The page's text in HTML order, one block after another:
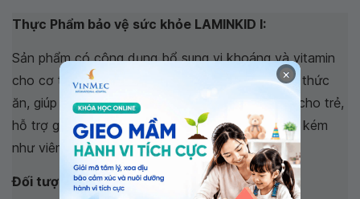
Thực Phẩm bảo vệ sức khỏe LAMINKID I:
Sản phẩm có công dụng bổ sung vi khoáng và vitamin
cho cơ thể. Hỗ trợ tiêu hóa, tăng cường hấp thu thức
ăn, giúp trẻ ăn ngon. Hỗ trợ nâng cao đề kháng cho trẻ,
hỗ trợ giảm nguy cơ mắc bệnh do sức đề kháng kém
như viêm đường hô hấp trên, cảm cúm.
Đối tượng sử dụng:
×